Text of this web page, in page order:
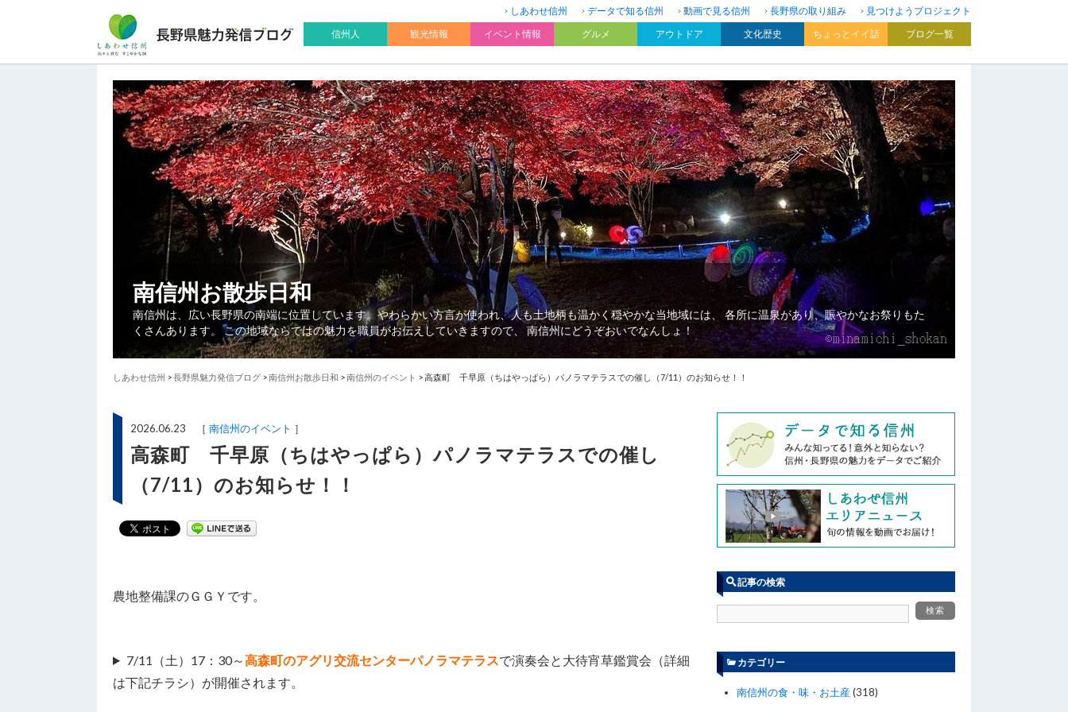
しあわせ信州 データで知る信州 動画で見る信州 長野県の取り組み
見つけようプロジェクト
信州人
観光情報 イベント情報 グルメ アウトドア 文化歴史 ちょっとイイ話 ブログ一覧
南信州お散歩日和
南信州は、広い長野県の南端に位置しています。やわらかい方言が使われ、人も土地柄も温かく穏やかな当地域には、 各所に温泉があり、賑やかなお祭りもた
くさんあります。 この地域ならではの魅力を職員がお伝えしていきますので、 南信州にどうぞおいでなんしょ！
しあわせ信州 >長野県魅力発信ブログ >南信州お散歩日和 >南信州のイベント >高森町 千早原（ちはやっぱら）パノラマテラスでの催し（7/11）のお知らせ！！
2026.06.23 ［ 南信州のイベント ］
高森町 千早原（ちはやっぱら）パノラマテラスでの催し
（7/11）のお知らせ！！
農地整備課のＧＧＹです。
7/11（土）17：30～高森町のアグリ交流センターパノラマテラスで演奏会と大待宵草鑑賞会（詳細
は下記チラシ）が開催されます。
記事の検索
カテゴリー
南信州の食・味・お土産(318)